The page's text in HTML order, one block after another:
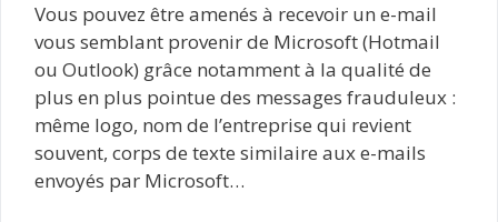
Vous pouvez être amenés à recevoir un e-mail
vous semblant provenir de Microsoft (Hotmail
ou Outlook) grâce notamment à la qualité de
plus en plus pointue des messages frauduleux :
même logo, nom de l’entreprise qui revient
souvent, corps de texte similaire aux e-mails
envoyés par Microsoft…